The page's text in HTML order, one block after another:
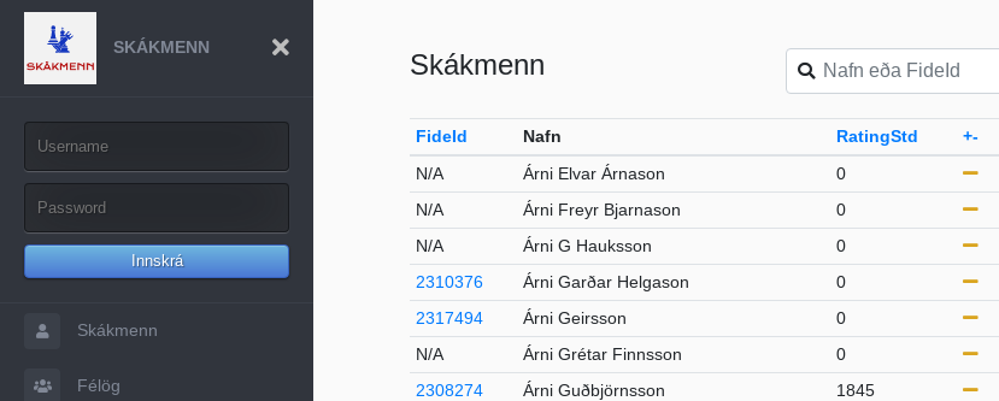
SKÁKMENN
Innskrá
Skákmenn
Félög
Skákmenn
FideId Nafn RatingStd +-
N/A
Árni Elvar Árnason 0
N/A
Árni Freyr Bjarnason 0
N/A
Árni G Hauksson 0
2310376
Árni Garðar Helgason 0
2317494
Árni Geirsson 0
N/A
Árni Grétar Finnsson 0
2308274
Árni Guðbjörnsson 1845